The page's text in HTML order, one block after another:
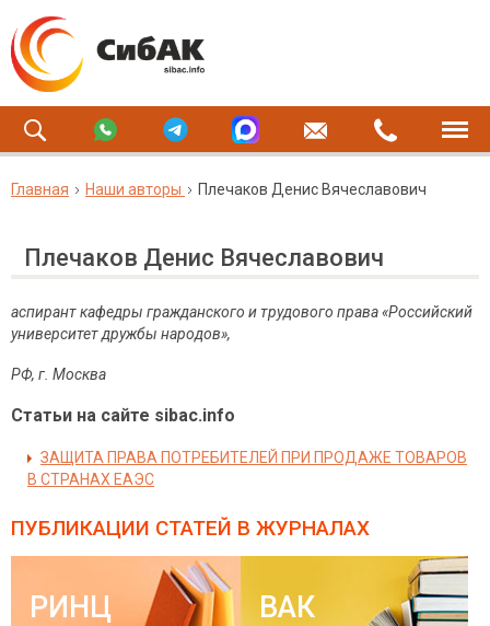
Главная Наши авторы Плечаков Денис Вячеславович
Плечаков Денис Вячеславович
аспирант кафедры гражданского и трудового права «Российский
университет дружбы народов»,
РФ, г Москва
Статьи на сайте sibac.info
ЗАЩИТА ПРАВА ПОТРЕБИТЕЛЕЙ ПРИ ПРОДАЖЕ ТОВАРОВ
В СТРАНАХ ЕАЭС
ПУБЛИКАЦИИ СТАТЕЙ В ЖУРНАЛАХ
РИНЦ ВАК